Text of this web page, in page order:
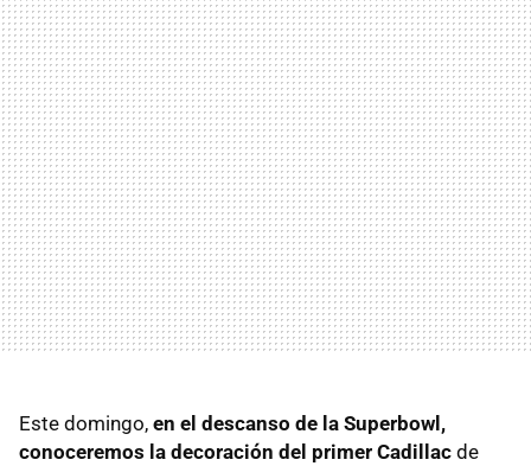
Este domingo, en el descanso de la Superbowl,
conoceremos la decoración del primer Cadillac de